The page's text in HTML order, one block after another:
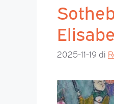
2025-11-19 di